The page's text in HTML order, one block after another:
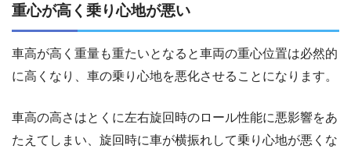
重心が高く乗り心地が悪い
車高が高く重量も重たいとなると車両の重心位置は必然的
に高くなり、車の乗り心地を悪化させることになります。
車高の高さはとくに左右旋回時のロール性能に悪影響をあ
たえてしまい、旋回時に車が横振れして乗り心地が悪くな